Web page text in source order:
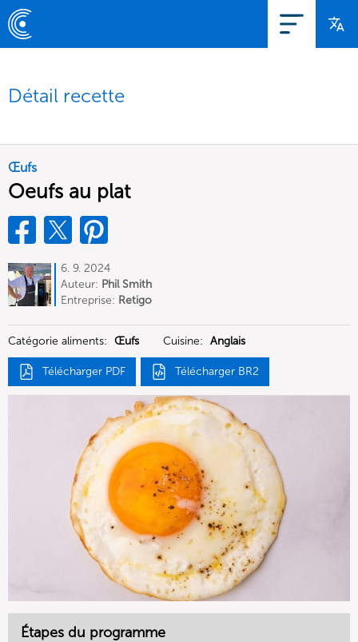
Détail recette
Œufs
Oeufs au plat
6. 9. 2024
Auteur: Phil Smith
Entreprise: Retigo
Catégorie aliments: Œufs Cuisine: Anglais
Télécharger PDF Télécharger BR2
Étapes du programme